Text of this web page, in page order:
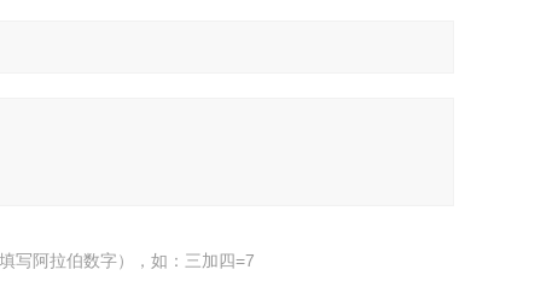
写阿拉伯数字），如：三加四=7